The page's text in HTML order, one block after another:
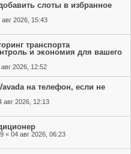
слоты в избранное
авг 2026, 15:43
транспорта
и экономия для вашего
2026, 12:52
на телефон, если не
авг 2026, 12:13
« 04 авг 2026, 06:23